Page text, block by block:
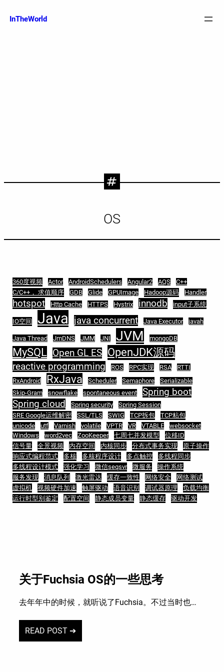
至InTheWorld
OS
360度视频 Actor AndroidSchedulers Angular2 AQS
C++
C/C++， 求值顺序
GDB Glide GPUImage Hadoop源码 Handler
hotspot Http Cache HTTPS Hystrix innodb input子系统
IO空间 Java java concurrent Java Executor javah
Java Thread JmDNS JMM JNI JVM mongoDB
MySQL Open GL ES OpenJDK源码
reactive programming ROS RPC实现 RSA
RTTI
RxAndroid
RxJava Scheduler Semaphore
Serializable
Skip-Gram
snowflake spontaneous event
Spring boot
Spring cloud
Spring security
Spring Session
SRE Google运维解密
SSL/TLS SWIG TCP拆包
TCP粘包
unicode
utf Varnish volatile VPTR VR VTABLE
websocket
Windows
word2vec ZooKeeper 七周七并发模型
位移ID
信号量
全景视频 内存空间 内核同步 分布式事务实现
原子操作
响应式编程范式
多核 多核程序设计 多点触控
多线程同步
多线程设计模式
强化学习 微信seqsvr 微服务
操作系统
服务发现
消息队列 激光雷达 缓存一致性 网络安全
网络测试
虚拟机
视频硬件加速 触屏驱动 语音识别 调试器原理
负载均衡
运行时型别鉴定
配置空间 静态成员变量 静态缓存 驱动开发
关于Fuchsia OS的一些思考
去年年中的时候，就听说了Fuchsia。不过当时也…
READ POST ➔